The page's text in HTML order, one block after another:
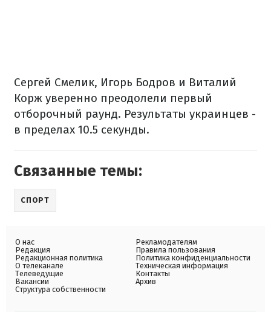
Сергей Смелик, Игорь Бодров и Виталий
Корж уверенно преодолели первый
отборочный раунд. Результаты украинцев -
в пределах 10.5 секунды.
Связанные темы:
СПОРТ
О нас
Редакция
Редакционная политика
О телеканале
Телеведущие
Вакансии
Структура собственности
Рекламодателям
Правила пользования
Политика конфиденциальности
Техническая информация
Контакты
Архив